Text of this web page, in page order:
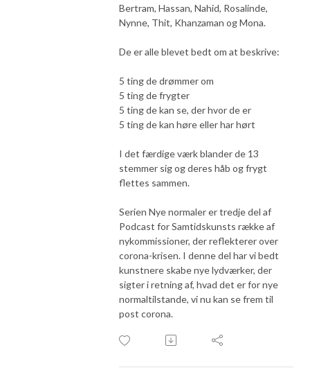
Bertram, Hassan, Nahid, Rosalinde,
Nynne, Thit, Khanzaman og Mona.
De er alle blevet bedt om at beskrive:
5 ting de drømmer om
5 ting de frygter
5 ting de kan se, der hvor de er
5 ting de kan høre eller har hørt
I det færdige værk blander de 13
stemmer sig og deres håb og frygt
flettes sammen.
Serien Nye normaler er tredje del af
Podcast for Samtidskunsts række af
nykommissioner, der reflekterer over
corona-krisen. I denne del har vi bedt
kunstnere skabe nye lydværker, der
sigter i retning af, hvad det er for nye
normaltilstande, vi nu kan se frem til
post corona.